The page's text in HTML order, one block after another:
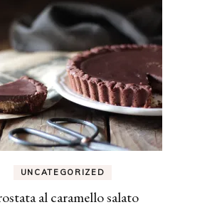
UNCATEGORIZED
al caramello salato